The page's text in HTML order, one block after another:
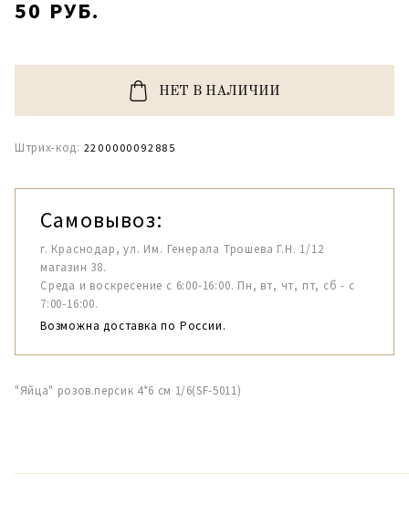
50 РУБ.
НЕТ В НАЛИЧИИ
Штрих-код: 2200000092885
Самовывоз:
г. Краснодар, ул. Им. Генерала Трошева Г.Н. 1/12
магазин 38.
Среда и воскресение с 6:00-16:00. Пн, вт, чт, пт, сб - с
7:00-16:00.
Возможна доставка по России.
"Яйца" розов.персик 4*6 см 1/6(SF-5011)